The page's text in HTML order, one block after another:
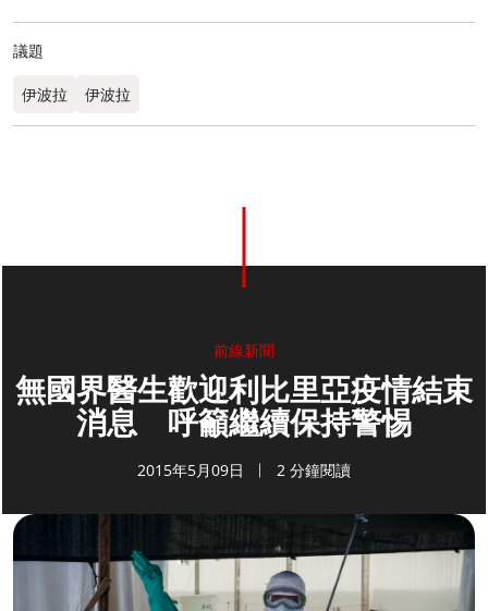
議題
伊波拉 伊波拉
前線新聞
無國界醫生歡迎利比里亞疫情結束
消息 呼籲繼續保持警惕
2015年5月09日 2 分鐘閱讀